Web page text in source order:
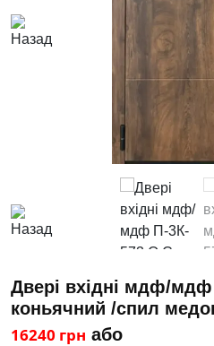
Двері вхідні мдф/
коньячний /спил
16240 грн або